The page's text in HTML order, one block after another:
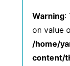
Warning:
on value
/home/
content/